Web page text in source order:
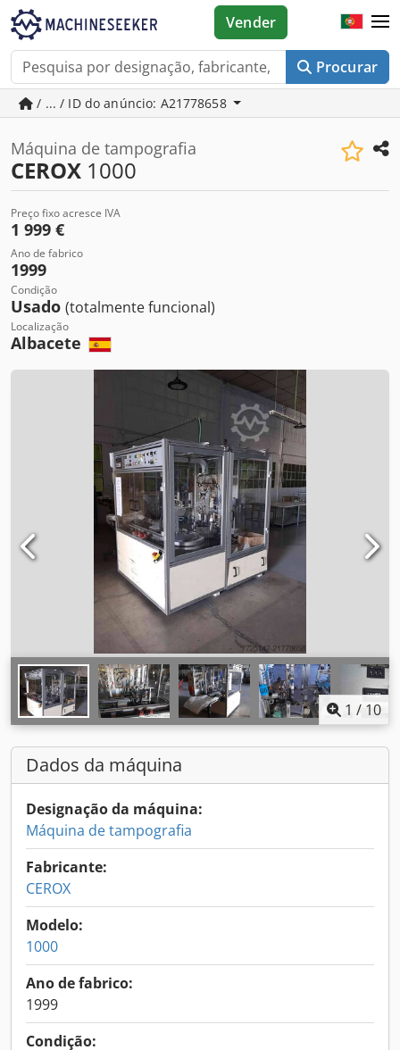
Procurar
Vender
/ ... / ID do anúncio: A21778658
Máquina de tampografia
CEROX 1000
Preço fixo acresce IVA
1 999 €
Ano de fabrico
1999
Condição
Usado (totalmente funcional)
Localização
Albacete
1 / 10
Dados da máquina
Designação da máquina:
Máquina de tampografia
Fabricante:
CEROX
Modelo:
1000
Ano de fabrico:
1999
Condição: